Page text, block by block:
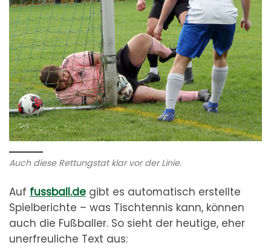
Auch diese Rettungstat klar vor der Linie.
Auf fussball.de gibt es automatisch erstellte
Spielberichte – was Tischtennis kann, können
auch die Fußballer. So sieht der heutige, eher
unerfreuliche Text aus: